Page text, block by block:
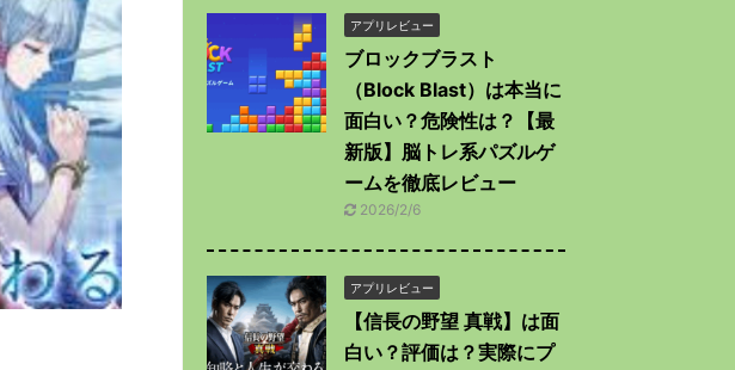
アプリレビュー
ブロックブラスト
（Block Blast）は本当に
面白い？危険性は？【最
新版】脳トレ系パズルゲ
ームを徹底レビュー
2026/2/6
アプリレビュー
【信長の野望 真戦】は面
白い？評価は？実際にプ